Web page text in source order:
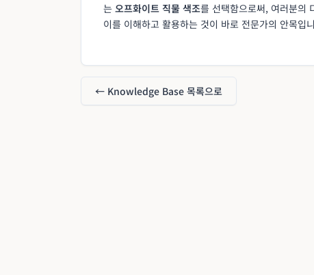
는 오프화이트 직물 색조를 선택함으로써, 여러분의
이를 이해하고 활용하는 것이 바로 전문가의 안목입
← Knowledge Base 목록으로